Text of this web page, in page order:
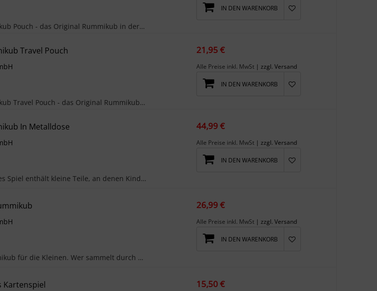
Original Rummikub Pouch - das Original Rummikub in der praktischen Tasche für unterwegs. Inhalt: ...
IN DEN WARENKORB
Travel Pouch
Original Rummikub Travel Pouch - das Original Rummikub Kompakt in der praktischen Tasche für unte...
21,95 €
Alle Preise inkl. MwSt | zzgl. Versand
IN DEN WARENKORB
In Metalldose
ACHTUNG! Dieses Spiel enthält kleine Teile, an denen Kinder ersticken können und ist ungeeignet f...
44,99 €
Alle Preise inkl. MwSt | zzgl. Versand
IN DEN WARENKORB
Das erste Rummikub für die Kleinen. Wer sammelt durch cleveres Ablegen der Steinchen die meisten ...
26,99 €
Alle Preise inkl. MwSt | zzgl. Versand
IN DEN WARENKORB
Kartenspiel 15,50 €